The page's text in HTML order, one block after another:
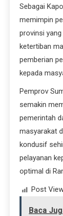
Sebagai
memimpin
provinsi
ketertiban
pemberian
kepada
Pemprov
semakin
pemerintah
masyarakat
kondusif
pelayanan
optimal di
Post
Baca